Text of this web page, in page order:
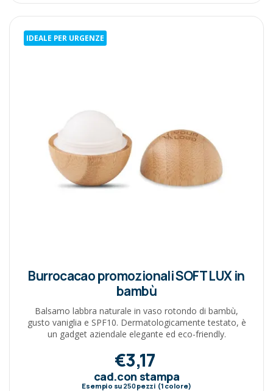
IDEALE PER URGENZE
Burrocacao promozionali SOFT LUX in
bambù
Balsamo labbra naturale in vaso rotondo di bambù,
gusto vaniglia e SPF10. Dermatologicamente testato, è
un gadget aziendale elegante ed eco-friendly.
€3,17
cad.con stampa
Esempio su 250pezzi (1 colore)